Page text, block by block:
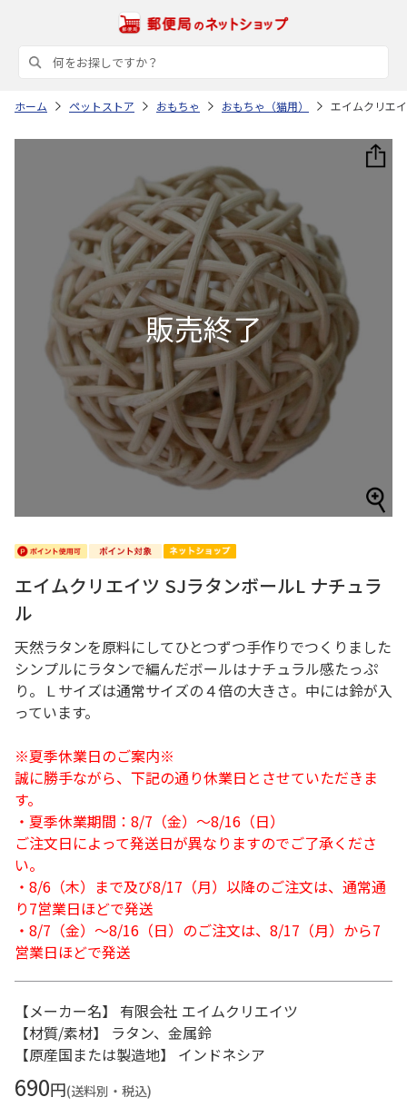
ホーム ペットストア おもちゃ おもちゃ（猫用） エイムクリエ
エイムクリエイツ SJラタンボールL ナチュラ
ル
天然ラタンを原料にしてひとつずつ手作りでつくりました
シンプルにラタンで編んだボールはナチュラル感たっぷ
り。Ｌサイズは通常サイズの４倍の大きさ。中には鈴が入
っています。
※夏季休業日のご案内※
誠に勝手ながら、下記の通り休業日とさせていただきま
す。
・夏季休業期間：8/7（金）～8/16（日）
ご注文日によって発送日が異なりますのでご了承くださ
い。
・8/6（木）まで及び8/17（月）以降のご注文は、通常通
り7営業日ほどで発送
・8/7（金）～8/16（日）のご注文は、8/17（月）から7
営業日ほどで発送
【メーカー名】 有限会社 エイムクリエイツ
【材質/素材】 ラタン、金属鈴
【原産国または製造地】 インドネシア
690円(送料別・税込)